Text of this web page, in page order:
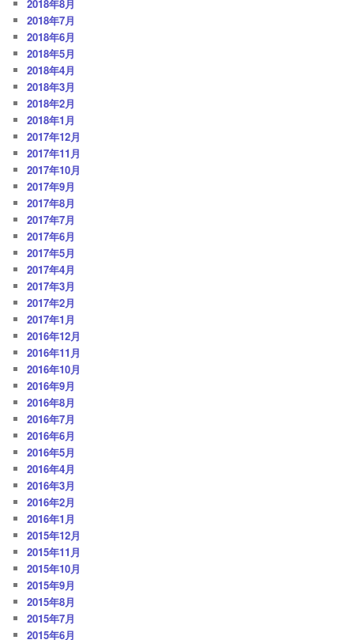
2018年8月
2018年7月
2018年6月
2018年5月
2018年4月
2018年3月
2018年2月
2018年1月
2017年12月
2017年11月
2017年10月
2017年9月
2017年8月
2017年7月
2017年6月
2017年5月
2017年4月
2017年3月
2017年2月
2017年1月
2016年12月
2016年11月
2016年10月
2016年9月
2016年8月
2016年7月
2016年6月
2016年5月
2016年4月
2016年3月
2016年2月
2016年1月
2015年12月
2015年11月
2015年10月
2015年9月
2015年8月
2015年7月
2015年6月